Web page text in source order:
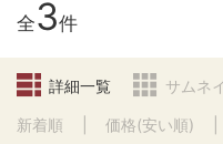
全3件
詳細一覧 サムネ
新着順 価格(安い順)